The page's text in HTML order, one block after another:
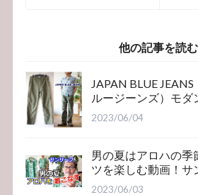
アウトドアハット
シ
他の記事を読む
JAPAN BLUE
ルージーンズ）モダ
イカーパンツ
2023/06/04
男の夏はアロハの季
ツを楽しむ動画！サ
2023/06/03